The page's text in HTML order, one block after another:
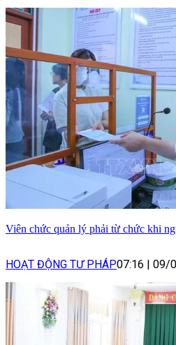
Viên chức quản lý phải từ chức khi
HOẠT ĐỘNG TƯ PHÁP07:16 09/